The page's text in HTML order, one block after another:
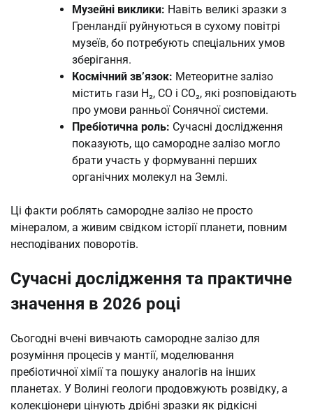
Музейні виклики: Навіть великі зразки з
Гренландії руйнуються в сухому повітрі
музеїв, бо потребують спеціальних умов
зберігання.
Космічний зв’язок: Метеоритне залізо
містить гази H₂, CO і CO₂, які розповідають
про умови ранньої Сонячної системи.
Пребіотична роль: Сучасні дослідження
показують, що самородне залізо могло
брати участь у формуванні перших
органічних молекул на Землі.
Ці факти роблять самородне залізо не просто
мінералом, а живим свідком історії планети, повним
несподіваних поворотів.
Сучасні дослідження та практичне
значення в 2026 році
Сьогодні вчені вивчають самородне залізо для
розуміння процесів у мантії, моделювання
пребіотичної хімії та пошуку аналогів на інших
планетах. У Волині геологи продовжують розвідку, а
колекціонери цінують дрібні зразки як рідкісні